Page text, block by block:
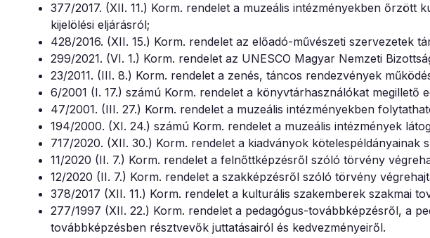
377/2017. (XII. 11.) Korm. rendelet a muzeális intézményekben őrzött
kijelölési eljárásról;
428/2016. (XII. 15.) Korm. rendelet az előadó-művészeti szervezetek
299/2021. (VI. 1.) Korm. rendelet az UNESCO Magyar Nemzeti
23/2011. (III. 8.) Korm. rendelet a zenés, táncos rendezvények
6/2001 (I. 17.) számú Korm. rendelet a könyvtárhasználókat megillető
47/2001. (III. 27.) Korm. rendelet a muzeális intézményekben
194/2000. (XI. 24.) számú Korm. rendelet a muzeális intézmények
717/2020. (XII. 30.) Korm. rendelet a kiadványok
11/2020 (II. 7.) Korm. rendelet a felnőttképzésről szóló törvény
12/2020 (II. 7.) Korm. rendelet a szakképzésről szóló törvény
378/2017 (XII. 11.) Korm. rendelet a kulturális szakemberek szakmai
277/1997 (XII. 22.) Korm. rendelet a pedagógus-továbbképzésről, a
továbbképzésben résztvevők juttatásairól és kedvezményeiről.